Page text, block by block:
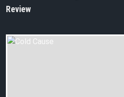
Review